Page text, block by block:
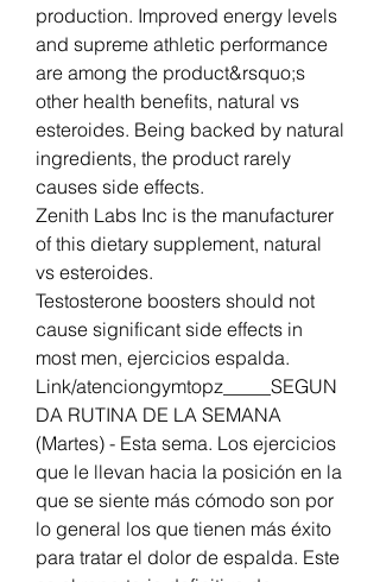
production. Improved energy levels
and supreme athletic performance
are among the product&rsquo;s
other health benefits, natural vs
esteroides. Being backed by natural
ingredients, the product rarely
causes side effects.
Zenith Labs Inc is the manufacturer
of this dietary supplement, natural
vs esteroides.
Testosterone boosters should not
cause significant side effects in
most men, ejercicios espalda.
Link/atenciongymtopz_____SEGUN
DA RUTINA DE LA SEMANA
(Martes) - Esta sema. Los ejercicios
que le llevan hacia la posición en la
que se siente más cómodo son por
lo general los que tienen más éxito
para tratar el dolor de espalda. Este